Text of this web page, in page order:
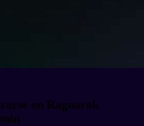
en Ragnarok